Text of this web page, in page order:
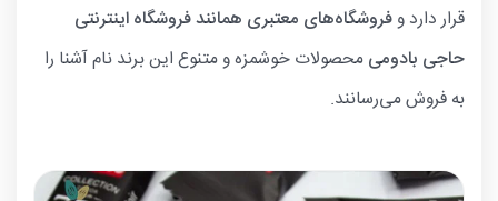
قرار دارد وفروشگاه‌های معتبری همانند فروشگاه اینترنتی
حاجی بادومیمحصولات خوشمزه و متنوع این برند نام آشنا را
به فروش می‌رسانند.